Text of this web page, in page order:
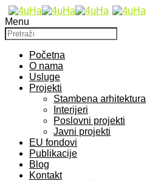
Menu
Početna
O nama
Usluge
Projekti
Stambena arhitektura
Interijeri
Poslovni projekti
Javni projekti
EU fondovi
Publikacije
Blog
Kontakt